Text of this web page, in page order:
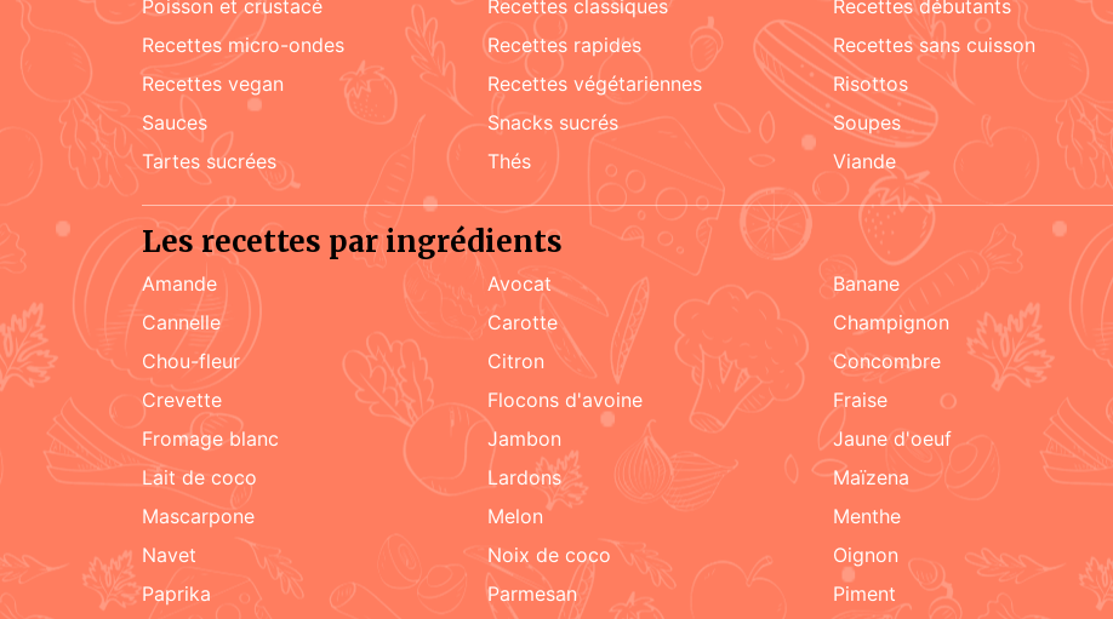
poisson et crustacé
recettes classiques recettes débutants
recettes micro-ondes
recettes rapides recettes sans cuisson
recettes vegan
recettes végétariennes risottos
sauces
snacks sucrés soupes
tartes sucrées
Thés viande
Les recettes par ingrédients
amande Avocat Banane
cannelle
carotte champignon
chou-fleur
citron concombre
crevette
flocons d'avoine fraise
fromage blanc
jambon jaune d'oeuf
lait de coco
lardons maïzena
mascarpone
melon menthe
navet
noix de coco oignon
paprika
parmesan piment